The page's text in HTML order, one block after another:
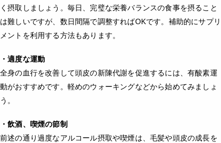
く摂取しましょう。毎日、完璧な栄養バランスの食事を摂ること
は難しいですが、数日間隔で調整すればOKです。補助的にサプリ
メントを利用する方法もあります。
・適度な運動
全身の血行を改善して頭皮の新陳代謝を促進するには、有酸素運
動がおすすめです。軽めのウォーキングなどから始めてみましょ
う。
・飲酒、喫煙の節制
前述の通り過度なアルコール摂取や喫煙は、毛髪や頭皮の成長を